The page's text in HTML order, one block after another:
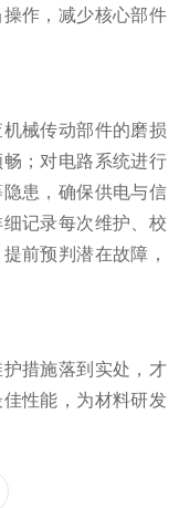
作，减少核心部件
械传动部件的磨损
；对电路系统进行
患，确保供电与信
记录每次维护、校
前预判潜在故障，
措施落到实处，才
性能，为材料研发